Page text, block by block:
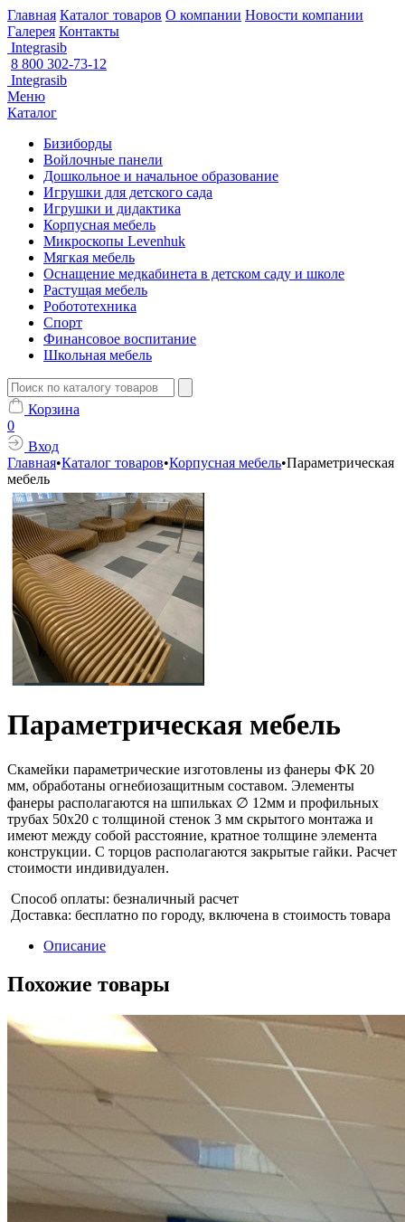
Главная Каталог товаров О компании Новости компании
Галерея Контакты
Integrasib
8 800 302-73-12
Integrasib
Меню
Каталог
Бизиборды
Войлочные панели
Дошкольное и начальное образование
Игрушки для детского сада
Игрушки и дидактика
Корпусная мебель
Микроскопы Levenhuk
Мягкая мебель
Оснащение медкабинета в детском саду и школе
Растущая мебель
Робототехника
Спорт
Финансовое воспитание
Школьная мебель
Корзина
0
Вход
Главная•Каталог товаров•Корпусная мебель•Параметрическая
мебель
Параметрическая мебель
Скамейки параметрические изготовлены из фанеры ФК 20
мм, обработаны огнебиозащитным составом. Элементы
фанеры располагаются на шпильках ∅ 12мм и профильных
трубах 50х20 с толщиной стенок 3 мм скрытого монтажа и
имеют между собой расстояние, кратное толщине элемента
конструкции. С торцов располагаются закрытые гайки. Расчет
стоимости индивидуален.
Способ оплаты: безналичный расчет
Доставка: бесплатно по городу, включена в стоимость товара
Описание
Похожие товары